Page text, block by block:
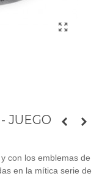
JUEGO
con los emblemas de
en la mítica serie de